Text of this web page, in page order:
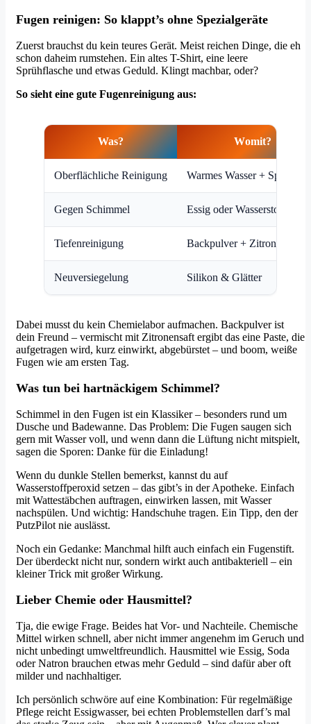
Fugen reinigen: So klappt’s ohne Spezialgeräte
Zuerst brauchst du kein teures Gerät. Meist reichen Dinge, die eh
schon daheim rumstehen. Ein altes T-Shirt, eine leere
Sprühflasche und etwas Geduld. Klingt machbar, oder?
So sieht eine gute Fugenreinigung aus:
Was? Womit?
Oberflächliche Reinigung Warmes Wasser +
Gegen Schimmel Essig oder
Tiefenreinigung Backpulver + Zitronensaft
Neuversiegelung Silikon & Glätter
Dabei musst du kein Chemielabor aufmachen. Backpulver ist
dein Freund – vermischt mit Zitronensaft ergibt das eine Paste, die
aufgetragen wird, kurz einwirkt, abgebürstet – und boom, weiße
Fugen wie am ersten Tag.
Was tun bei hartnäckigem Schimmel?
Schimmel in den Fugen ist ein Klassiker – besonders rund um
Dusche und Badewanne. Das Problem: Die Fugen saugen sich
gern mit Wasser voll, und wenn dann die Lüftung nicht mitspielt,
sagen die Sporen: Danke für die Einladung!
Wenn du dunkle Stellen bemerkst, kannst du auf
Wasserstoffperoxid setzen – das gibt’s in der Apotheke. Einfach
mit Wattestäbchen auftragen, einwirken lassen, mit Wasser
nachspülen. Und wichtig: Handschuhe tragen. Ein Tipp, den der
PutzPilot nie auslässt.
Noch ein Gedanke: Manchmal hilft auch einfach ein Fugenstift.
Der überdeckt nicht nur, sondern wirkt auch antibakteriell – ein
kleiner Trick mit großer Wirkung.
Lieber Chemie oder Hausmittel?
Tja, die ewige Frage. Beides hat Vor- und Nachteile. Chemische
Mittel wirken schnell, aber nicht immer angenehm im Geruch und
nicht unbedingt umweltfreundlich. Hausmittel wie Essig, Soda
oder Natron brauchen etwas mehr Geduld – sind dafür aber oft
milder und nachhaltiger.
Ich persönlich schwöre auf eine Kombination: Für regelmäßige
Pflege reicht Essigwasser, bei echten Problemstellen darf’s mal